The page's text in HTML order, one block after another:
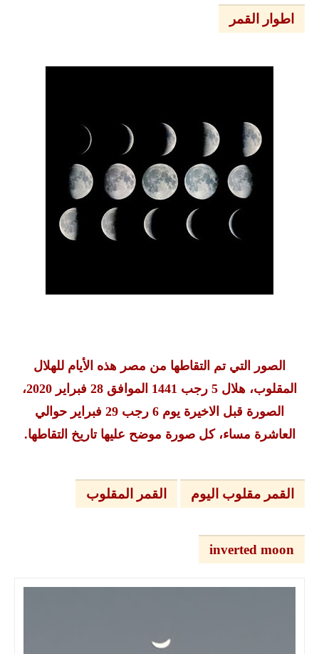
اطوار القمر
الصور التي تم التقاطها من مصر هذه الأيام للهلال
المقلوب، هلال 5 رجب 1441 الموافق 28 فبراير 2020،
الصورة قبل الاخيرة يوم 6 رجب 29 فبراير حوالي
العاشرة مساء، كل صورة موضح عليها تاريخ التقاطها.
القمر مقلوب اليوم القمر المقلوب
inverted moon